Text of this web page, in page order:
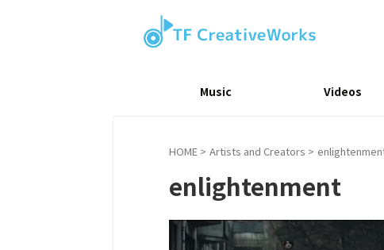
Music Videos
HOME > Artists and Creators >
enlightenment